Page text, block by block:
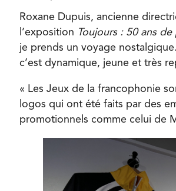
Roxane Dupuis, ancienne
l’exposition Toujours : 50 ans
je prends un voyage
c’est dynamique, jeune et très
« Les Jeux de la francophonie
logos qui ont été faits par des
promotionnels comme celui de